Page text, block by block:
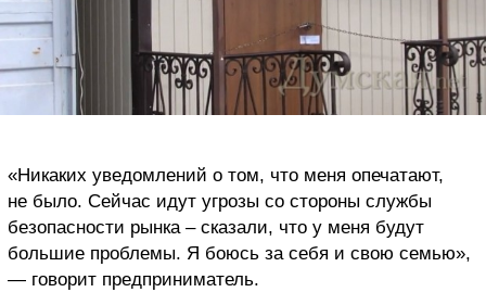
«Никаких уведомлений о том, что меня опечатают,
не было. Сейчас идут угрозы со стороны службы
безопасности рынка – сказали, что у меня будут
большие проблемы. Я боюсь за себя и свою семью»,
— говорит предприниматель.